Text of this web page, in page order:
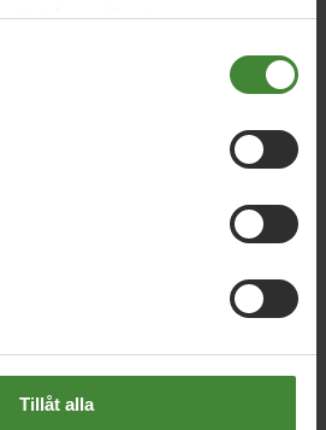
deras tjänster.
Tillåt alla
kan stärka både